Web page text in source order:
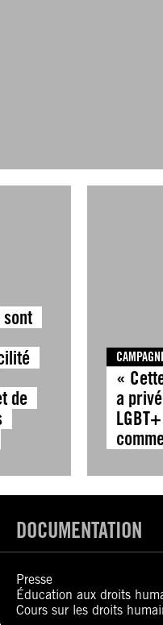
sont
de
«
a
DOCUMENTATION
Presse
Éducation aux droits
Cours sur les droits